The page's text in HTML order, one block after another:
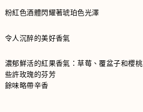
粉紅色酒體閃耀著琥珀色光澤
令人沉醉的美好香氣
濃郁鮮活的紅果香氣：草莓、覆盆子和櫻桃
些許玫瑰的芬芳
餘味略帶辛香